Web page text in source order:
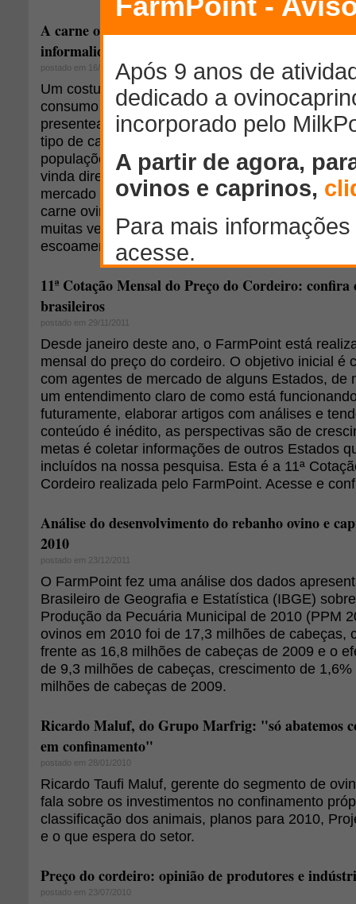
A carne ovina e o abate clandestino: é possível
informalidade?
postado em 16/02/2011
Um costume, já bastante arraigado nas cidades
consumo de carne oriunda do abate clandestino.
presentear amigos com carne ovina da fazenda
tipo de carne em eventos festivos, o domínio da
populações rurais e a crença, entre os
vinda diretamente do produtor é de melhor
mercado informal e afetado a competitividade da
carne ovina no Brasil. Mas é bom lembrar que o
muitas vezes, a única forma que os produtores
escoamento da produção e o abastecimento das
11ª Cotação Mensal do Preço do Cordeiro: confira
brasileiros
postado em 29/11/2011
Desde janeiro deste ano, o FarmPoint está
mensal do preço do cordeiro. O objetivo inicial é
com agentes de mercado de alguns Estados, de
um entendimento claro de como está
futuramente, elaborar artigos com análises e
conteúdo é inédito, as perspectivas são de
metas é coletar informações de outros Estados
incluídos na nossa pesquisa. Esta é a 11ª
Cordeiro realizada pelo FarmPoint. Acesse e
Análise do desenvolvimento do rebanho ovino e
2010
postado em 23/12/2011
O FarmPoint fez uma análise dos dados
Brasileiro de Geografia e Estatística (IBGE)
Produção da Pecuária Municipal de 2010 (PPM
ovinos em 2010 foi de 17,3 milhões de cabeças,
frente as 16,8 milhões de cabeças de 2009 e o
de 9,3 milhões de cabeças, crescimento de
milhões de cabeças de 2009.
Ricardo Maluf, do Grupo Marfrig: "só abatemos
em confinamento"
postado em 28/01/2010
Ricardo Taufi Maluf, gerente do segmento de
fala sobre os investimentos no confinamento
classificação dos animais, planos para 2010,
e o que espera do setor.
Preço do cordeiro: opinião de produtores e
postado em 23/07/2010